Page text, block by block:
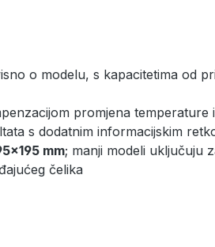
o modelu, s kapacitetima od
promjena temperature
s dodatnim informacijskim
mm; manji modeli uključuju
čelika